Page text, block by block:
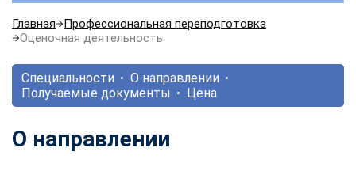
Главная
Профессиональная переподготовка
Оценочная деятельность
Специальности
О направлении
Получаемые документы
Цена
О направлении